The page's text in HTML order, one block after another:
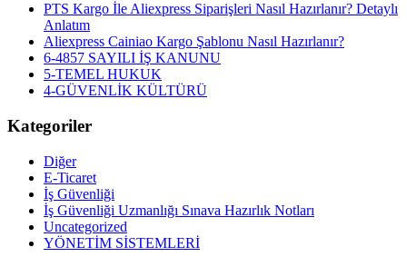
PTS Kargo İle Aliexpress Siparişleri Nasıl Hazırlanır? Detaylı
Anlatım
Aliexpress Cainiao Kargo Şablonu Nasıl Hazırlanır?
6-4857 SAYILI İŞ KANUNU
5-TEMEL HUKUK
4-GÜVENLİK KÜLTÜRÜ
Kategoriler
Diğer
E-Ticaret
İş Güvenliği
İş Güvenliği Uzmanlığı Sınava Hazırlık Notları
Uncategorized
YÖNETİM SİSTEMLERİ